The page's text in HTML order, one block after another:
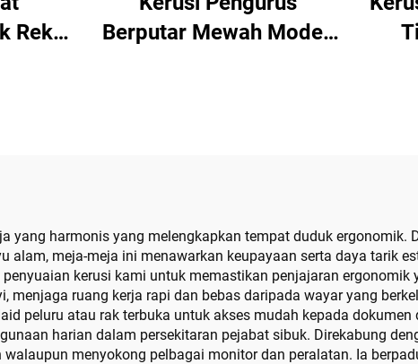
Reka
Berputar Mewah Moden
yang harmonis yang melengkapkan tempat duduk ergonomik.
meja-meja ini menawarkan keupayaan serta daya tarik
kerusi kami untuk memastikan penjajaran ergonomik
ruang kerja rapi dan bebas daripada wayar yang
peluru atau rak terbuka untuk akses mudah kepada dokumen
harian dalam persekitaran pejabat sibuk. Direkabung
menyokong pelbagai monitor dan peralatan. Ia